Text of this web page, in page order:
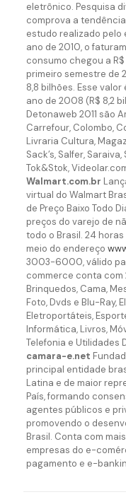
eletrônico. Pesquisa
comprova a
estudo realizado pelo
ano de 2010, o
consumo chegou a
primeiro semestre de
8,8 bilhões. Esse
ano de 2008 (R$ 8,2
Detonaweb 2011 são
Carrefour, Colombo,
Livraria Cultura,
Sack’s, Salfer,
Tok&Stok,
Walmart.com.br
virtual do Walmart
de Preço Baixo Todo
preços do varejo de
todo o Brasil. 24
meio do endereço
3003-6000, válido
commerce conta com
Brinquedos, Cama,
Foto, Dvds e Blu-Ray,
Eletroportáteis,
Informática, Livros,
Telefonia e Utilidades
camara-e.net
principal entidade
Latina e de maior
País, formando
agentes públicos e
promovendo o
Brasil. Conta com
empresas do e-
pagamento e e-